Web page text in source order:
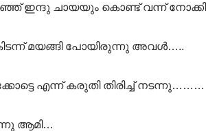
ഇന്ദു ചായയും കൊണ്ട് വന്ന് നോക്കി
മയങ്ങി പോയിരുന്നു അവൾ…..
എന്ന് കരുതി തിരിച്ച് നടന്നു………
ആമി…